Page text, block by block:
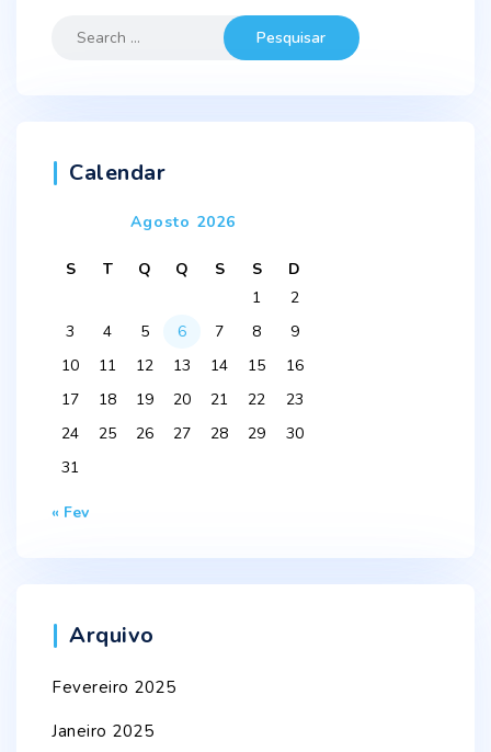
Search
Calendar
Agosto 2026
S T Q Q S S
D
1
2
3
4 5 6 7 8
9
10
11 12 13 14 15
16
17
18 19 20 21 22
23
24
25 26 27 28 29
30
31
« Fev
Arquivo
Fevereiro 2025
Janeiro 2025